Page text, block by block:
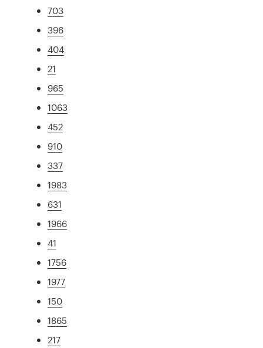
703
396
404
21
965
1063
452
910
337
1983
631
1966
41
1756
1977
150
1865
217